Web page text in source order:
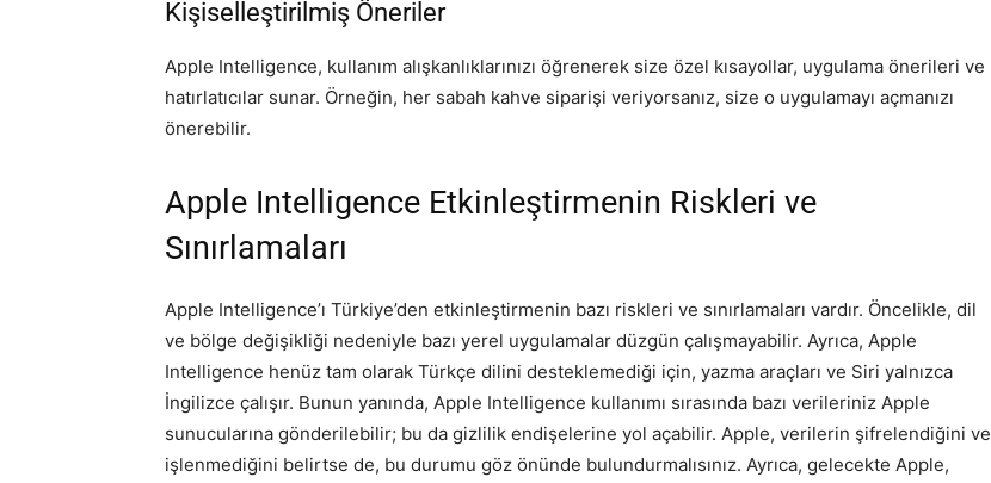
Kişiselleştirilmiş Öneriler
Apple Intelligence, kullanım alışkanlıklarınızı öğrenerek size özel kısayollar, uygulama önerileri ve
hatırlatıcılar sunar. Örneğin, her sabah kahve siparişi veriyorsanız, size o uygulamayı açmanızı
önerebilir.
Apple Intelligence Etkinleştirmenin Riskleri ve
Sınırlamaları
Apple Intelligence’ı Türkiye’den etkinleştirmenin bazı riskleri ve sınırlamaları vardır. Öncelikle, dil
ve bölge değişikliği nedeniyle bazı yerel uygulamalar düzgün çalışmayabilir. Ayrıca, Apple
Intelligence henüz tam olarak Türkçe dilini desteklemediği için, yazma araçları ve Siri yalnızca
İngilizce çalışır. Bunun yanında, Apple Intelligence kullanımı sırasında bazı verileriniz Apple
sunucularına gönderilebilir; bu da gizlilik endişelerine yol açabilir. Apple, verilerin şifrelendiğini ve
işlenmediğini belirtse de, bu durumu göz önünde bulundurmalısınız. Ayrıca, gelecekte Apple,